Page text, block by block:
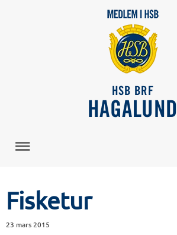
HSB BRF
HAGALUND
Fisketur
23 mars 2015